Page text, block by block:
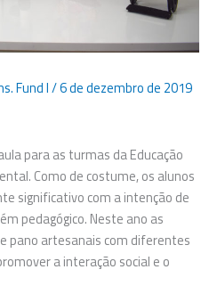
Fund I/6 de dezembro de 2019
para as turmas da Educação
Como de costume, os alunos
significativo com a intenção de
pedagógico. Neste ano as
pano artesanais com diferentes
a interação social e o